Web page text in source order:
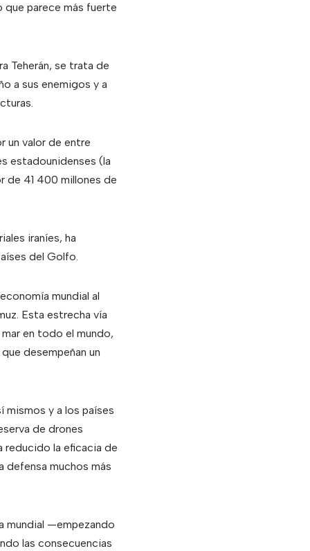
que parece más fuerte
Teherán, se trata de
a sus enemigos y a
un valor de entre
estadounidenses (la
de 41 400 millones de
iraníes, ha
del Golfo.
mundial al
Esta estrecha vía
en todo el mundo,
desempeñan un
mismos y a los países
de drones
la eficacia de
defensa muchos más
mundial —empezando
las consecuencias